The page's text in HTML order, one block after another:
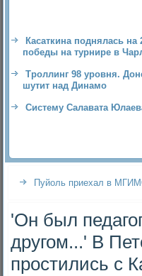
Касаткина поднялась на
победы на турнире в
Троллинг 98 уровня.
шутит над Динамо
Систему Салавата
Пуйоль приехал в
'Он был
другом...' В
простились с